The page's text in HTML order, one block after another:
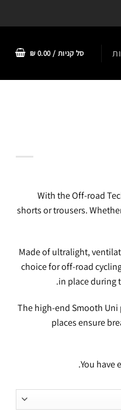
סל קניות / ₪0.00
With the Off-road
shorts or trousers.
Made of ultralight,
choice for off-road
in place during
The high-end Smooth
places ensure
You have